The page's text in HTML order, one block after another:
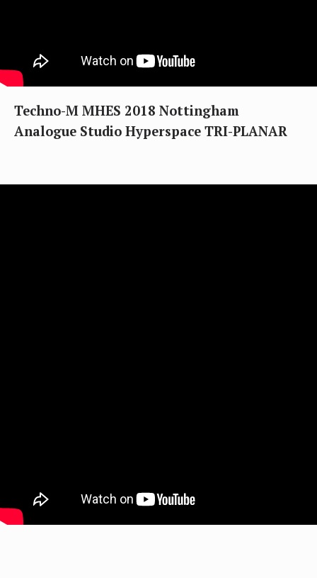
Techno-M MHES 2018 Nottingham
Analogue Studio Hyperspace TRI-PLANAR